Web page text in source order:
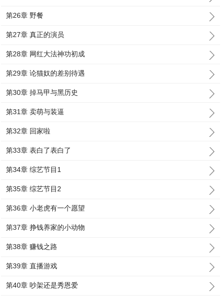
第26章 野餐
第27章 真正的演员
第28章 网红大法神功初成
第29章 论猫奴的差别待遇
第30章 掉马甲与黑历史
第31章 卖萌与装逼
第32章 回家啦
第33章 表白了表白了
第34章 综艺节目1
第35章 综艺节目2
第36章 小老虎有一个愿望
第37章 挣钱养家的小动物
第38章 赚钱之路
第39章 直播游戏
第40章 吵架还是秀恩爱